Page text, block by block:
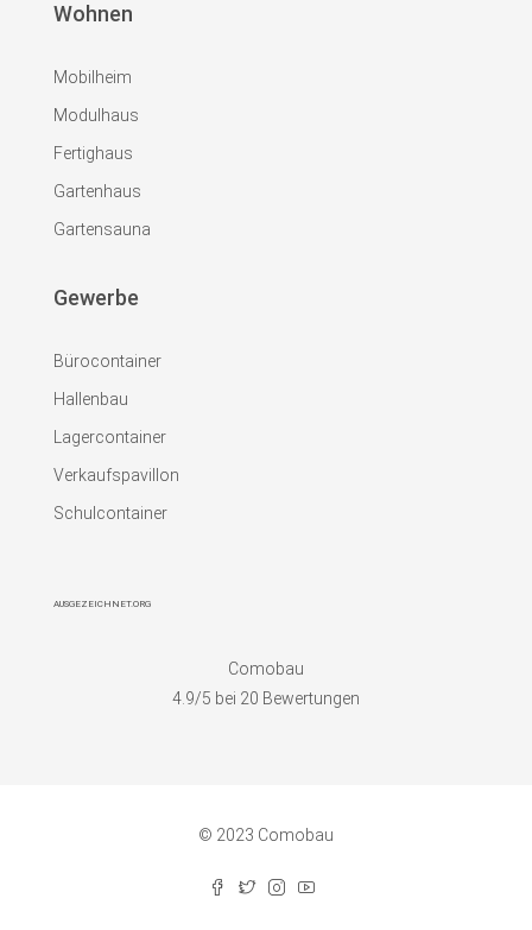
Wohnen
Mobilheim
Modulhaus
Fertighaus
Gartenhaus
Gartensauna
Gewerbe
Bürocontainer
Hallenbau
Lagercontainer
Verkaufspavillon
Schulcontainer
AUSGEZEICHNET.ORG
Comobau
4.9/5 bei 20 Bewertungen
© 2023 Comobau